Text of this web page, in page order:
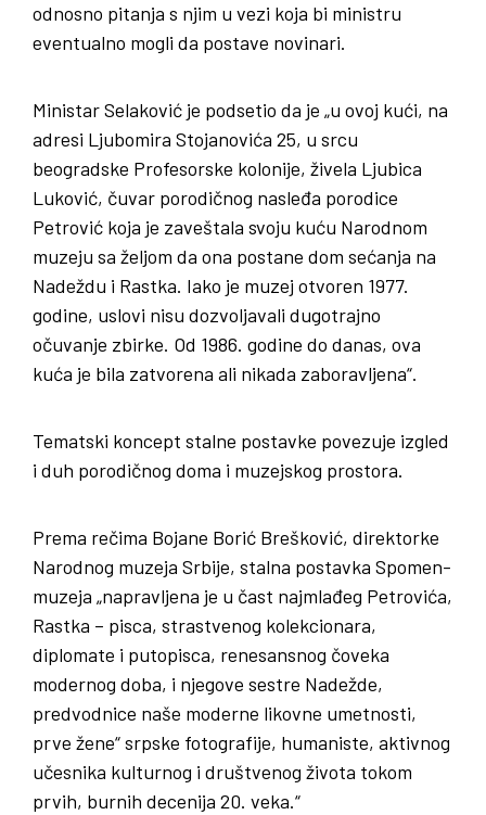
odnosno pitanja s njim u vezi koja bi ministru
eventualno mogli da postave novinari.
Ministar Selaković je podsetio da je „u ovoj kući, na
adresi Ljubomira Stojanovića 25, u srcu
beogradske Profesorske kolonije, živela Ljubica
Luković, čuvar porodičnog nasleđa porodice
Petrović koja je zaveštala svoju kuću Narodnom
muzeju sa željom da ona postane dom sećanja na
Nadeždu i Rastka. Iako je muzej otvoren 1977.
godine, uslovi nisu dozvoljavali dugotrajno
očuvanje zbirke. Od 1986. godine do danas, ova
kuća je bila zatvorena ali nikada zaboravljena“.
Tematski koncept stalne postavke povezuje izgled
i duh porodičnog doma i muzejskog prostora.
Prema rečima Bojane Borić Brešković, direktorke
Narodnog muzeja Srbije, stalna postavka Spomen-
muzeja „napravljena je u čast najmlađeg Petrovića,
Rastka – pisca, strastvenog kolekcionara,
diplomate i putopisca, renesansnog čoveka
modernog doba, i njegove sestre Nadežde,
predvodnice naše moderne likovne umetnosti,
prve žene“ srpske fotografije, humaniste, aktivnog
učesnika kulturnog i društvenog života tokom
prvih, burnih decenija 20. veka.“